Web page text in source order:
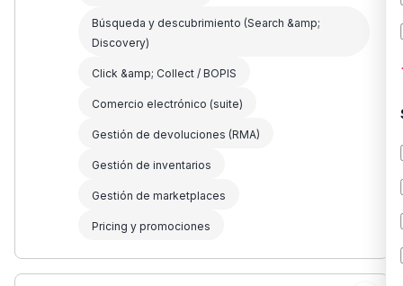
Búsqueda y descubrimiento (Search &amp;
Discovery)
Click &amp; Collect / BOPIS
Comercio electrónico (suite)
Gestión de devoluciones (RMA)
Gestión de inventarios
Gestión de marketplaces
Pricing y promociones